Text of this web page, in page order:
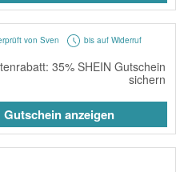
von Sven bis auf Widerruf
35% SHEIN Gutschein
sichern
Gutschein anzeigen